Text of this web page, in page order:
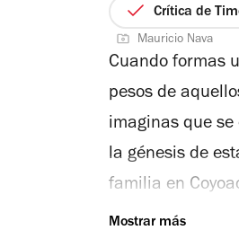
Jóvenes
organizadas por
iniciativas
Crítica de
Mauricio Nava
Cuando formas
pesos de
imaginas que
la génesis de
familia en
típico de las